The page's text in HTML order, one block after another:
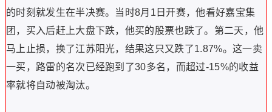
的时刻就发生在半决赛。当时8月1日开赛，他看好嘉宝集
团，买入后赶上大盘下跌，他买的股票也跌了。第二天，他
马上止损，换了江苏阳光，结果这只又跌了1.87%。这一卖
一买，路雷的名次已经跑到了30多名，而超过-15%的收益
率就将自动被淘汰。